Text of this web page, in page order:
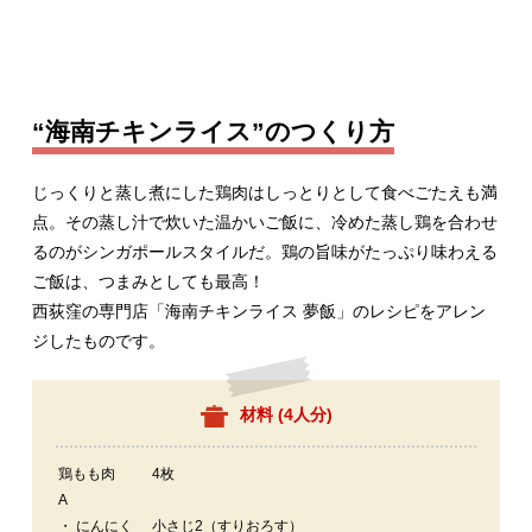
“海南チキンライス”のつくり方
じっくりと蒸し煮にした鶏肉はしっとりとして食べごたえも満
点。その蒸し汁で炊いた温かいご飯に、冷めた蒸し鶏を合わせ
るのがシンガポールスタイルだ。鶏の旨味がたっぷり味わえる
ご飯は、つまみとしても最高！
西荻窪の専門店「海南チキンライス 夢飯」のレシピをアレン
ジしたものです。
材料 (4人分)
鶏もも肉
4枚
A
・ にんにく
小さじ2（すりおろす）